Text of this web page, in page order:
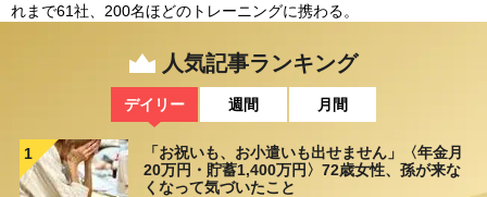
れまで61社、200名ほどのトレーニングに携わる。
人気記事ランキング
デイリー 週間 月間
1
「お祝いも、お小遣いも出せません」〈年金月
20万円・貯蓄1,400万円〉72歳女性、孫が来な
くなって気づいたこと